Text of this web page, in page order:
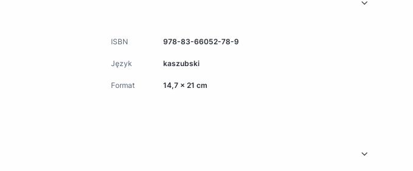
ISBN 978-83-66052-78-9
Język kaszubski
Format 14,7 x 21 cm